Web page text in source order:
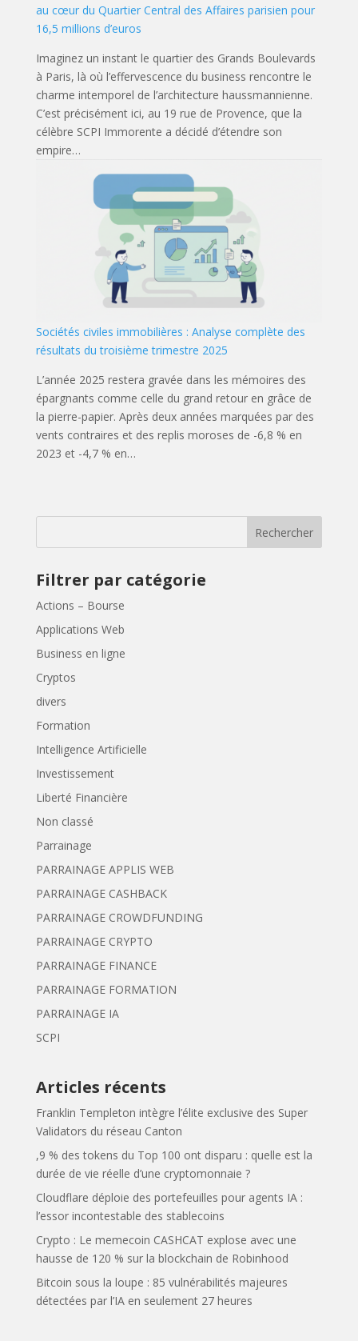
au cœur du Quartier Central des Affaires parisien pour
16,5 millions d’euros
Imaginez un instant le quartier des Grands Boulevards
à Paris, là où l’effervescence du business rencontre le
charme intemporel de l’architecture haussmannienne.
C’est précisément ici, au 19 rue de Provence, que la
célèbre SCPI Immorente a décidé d’étendre son
empire…
Sociétés civiles immobilières : Analyse complète des
résultats du troisième trimestre 2025
L’année 2025 restera gravée dans les mémoires des
épargnants comme celle du grand retour en grâce de
la pierre-papier. Après deux années marquées par des
vents contraires et des replis moroses de -6,8 % en
2023 et -4,7 % en…
Rechercher
Filtrer par catégorie
Actions – Bourse
Applications Web
Business en ligne
Cryptos
divers
Formation
Intelligence Artificielle
Investissement
Liberté Financière
Non classé
Parrainage
PARRAINAGE APPLIS WEB
PARRAINAGE CASHBACK
PARRAINAGE CROWDFUNDING
PARRAINAGE CRYPTO
PARRAINAGE FINANCE
PARRAINAGE FORMATION
PARRAINAGE IA
SCPI
Articles récents
Franklin Templeton intègre l’élite exclusive des Super
Validators du réseau Canton
,9 % des tokens du Top 100 ont disparu : quelle est la
durée de vie réelle d’une cryptomonnaie ?
Cloudflare déploie des portefeuilles pour agents IA :
l’essor incontestable des stablecoins
Crypto : Le memecoin CASHCAT explose avec une
hausse de 120 % sur la blockchain de Robinhood
Bitcoin sous la loupe : 85 vulnérabilités majeures
détectées par l’IA en seulement 27 heures